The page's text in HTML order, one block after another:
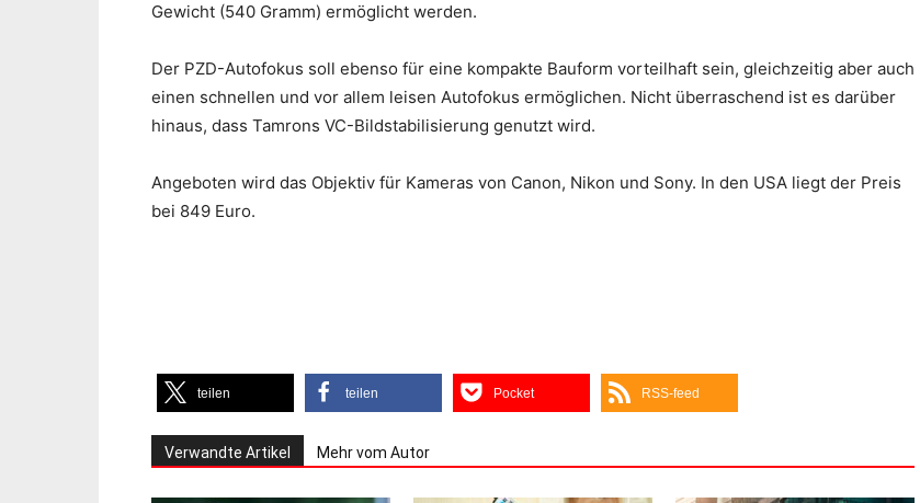
Gewicht (540 Gramm) ermöglicht werden.
Der PZD-Autofokus soll ebenso für eine kompakte Bauform vorteilhaft sein, gleichzeitig aber auch
einen schnellen und vor allem leisen Autofokus ermöglichen. Nicht überraschend ist es darüber
hinaus, dass Tamrons VC-Bildstabilisierung genutzt wird.
Angeboten wird das Objektiv für Kameras von Canon, Nikon und Sony. In den USA liegt der Preis
bei 849 Euro.
teilen teilen Pocket RSS-feed
Verwandte Artikel Mehr vom Autor